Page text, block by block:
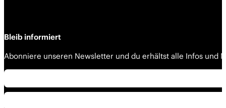
Bleib informiert
Abonniere unseren Newsletter und du erhältst alle Infos und